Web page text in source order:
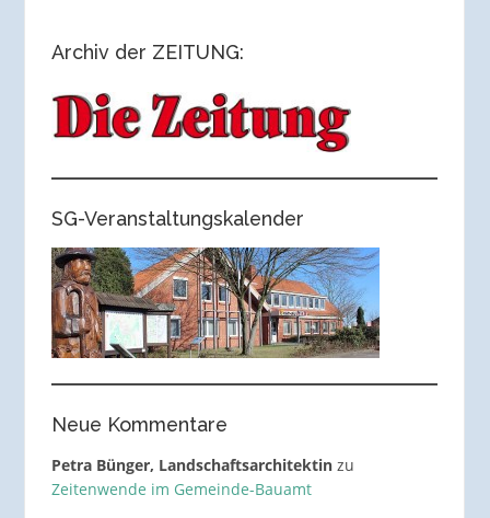
Archiv der ZEITUNG:
SG-Veranstaltungskalender
Neue Kommentare
Petra Bünger, Landschaftsarchitektinzu
Zeitenwende im Gemeinde-Bauamt